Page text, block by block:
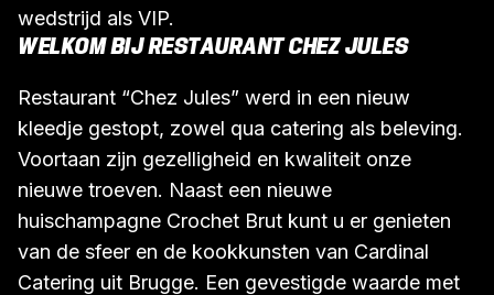
wedstrijd als VIP.
WELKOM BIJ RESTAURANT CHEZ JULES
Restaurant “Chez Jules” werd in een nieuw
kleedje gestopt, zowel qua catering als beleving.
Voortaan zijn gezelligheid en kwaliteit onze
nieuwe troeven. Naast een nieuwe
huischampagne Crochet Brut kunt u er genieten
van de sfeer en de kookkunsten van Cardinal
Catering uit Brugge. Een gevestigde waarde met